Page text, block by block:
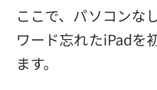
ここで、パソコンな
ワード忘れたiPadを
ます。